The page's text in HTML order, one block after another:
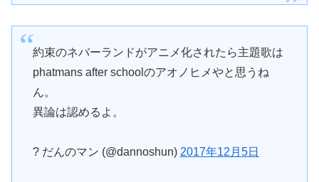
約束のネバーランドがアニメ化されたら主題歌は
phatmans after schoolのアオノヒメやと思うね
ん。
異論は認めるよ。
? だんのマン (@dannoshun) 2017年12月5日